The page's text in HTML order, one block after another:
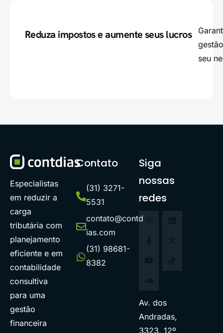
Reduza impostos e aumente seus lucros
seu
Especialistas
em reduzir a
carga
tributária com
planejamento
eficiente e em
contabilidade
consultiva
para uma
gestão
financeira
Contato
(31) 3271-
5531
contato@contd
ias.com
(31) 98681-
8382
Siga
nossas
redes
Av. dos
Andradas,
3323, 12º